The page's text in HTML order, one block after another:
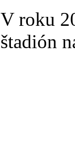
V roku
štadión